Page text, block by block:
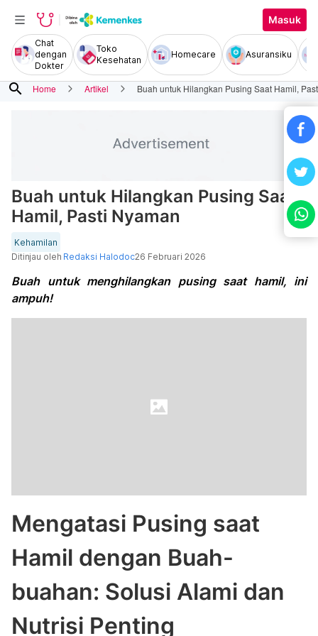
Masuk
Chat
dengan
Dokter
Toko
Kesehatan
Homecare Asuransiku
search Home Artikel Buah untuk Hilangkan Pusing Saat Hamil,
Buah untuk Hilangkan Pusing Saat
Hamil, Pasti Nyaman
Kehamilan
Ditinjau oleh Redaksi Halodoc26 Februari 2026
Buah untuk menghilangkan pusing saat hamil, ini
ampuh!
Mengatasi Pusing saat
Hamil dengan Buah-
buahan: Solusi Alami dan
Nutrisi Penting